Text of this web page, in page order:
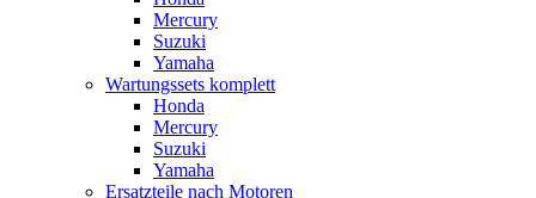
Mercury
Suzuki
Yamaha
Wartungssets komplett
Honda
Mercury
Suzuki
Yamaha
Ersatzteile nach Motoren